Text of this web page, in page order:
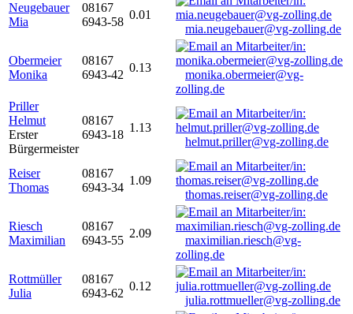
Neugebauer
Mia
08167
6943-58
0.01
mia.neugebauer@vg-zolling.de
Obermeier
Monika
08167
6943-42
0.13
monika.obermeier@vg-
zolling.de
Priller
Helmut
Erster
Bürgermeister
08167
6943-18
1.13
helmut.priller@vg-zolling.de
Reiser
Thomas
08167
6943-34
1.09
thomas.reiser@vg-zolling.de
Riesch
Maximilian
08167
6943-55
2.09
maximilian.riesch@vg-
zolling.de
Rottmüller
Julia
08167
6943-62
0.12
julia.rottmueller@vg-zolling.de